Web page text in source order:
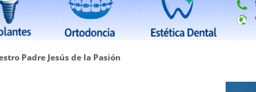
Padre Jesús de la Pasión